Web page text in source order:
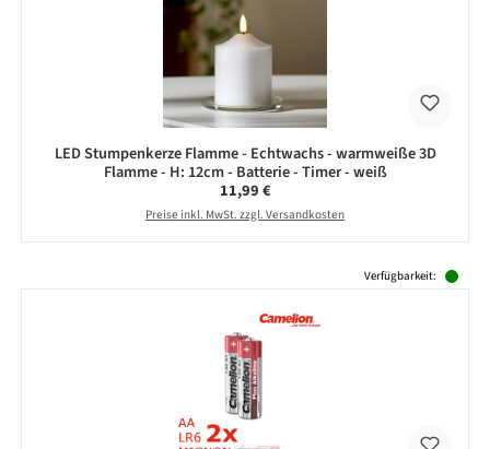
LED Stumpenkerze Flamme - Echtwachs - warmweiße 3D
Flamme - H: 12cm - Batterie - Timer - weiß
Regulärer Preis:
11,99 €
Preise inkl. MwSt. zzgl. Versandkosten
Verfügbarkeit: